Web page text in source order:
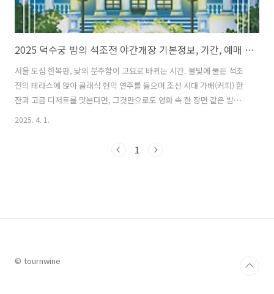
2025 덕수궁 밤의 석조전 야간개장 기본정보, 기간, 예매 방법 완벽정리
서울 도심 한복판, 낮의 분주함이 고요로 바뀌는 시간. 불빛에 물든 석조
전의 테라스에 앉아 클래식 현악 연주를 들으며 조선 시대 가배(커피) 한
잔과 고급 디저트를 맛본다면, 그것만으로도 영화 속 한 장면 같은 밤이
펼쳐진다. 바로, 매년 매진을 기록하는 인기 프로그램인 덕수궁 야간개장
특별한 프로그램이 돌아왔다. 고궁의 역사, 황실의 향기, 그리고 현대적
2025. 4. 1.
1
© tournwine